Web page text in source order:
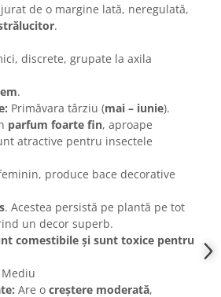
de o margine lată, neregulată,
.
discrete, grupate la axila
.
Primăvara târziu (mai – iunie).
parfum foarte fin, aproape
atractive pentru insectele
produce bace decorative
. Acestea persistă pe plantă pe tot
un decor superb.
comestibile și sunt toxice pentru
Are o creștere moderată,